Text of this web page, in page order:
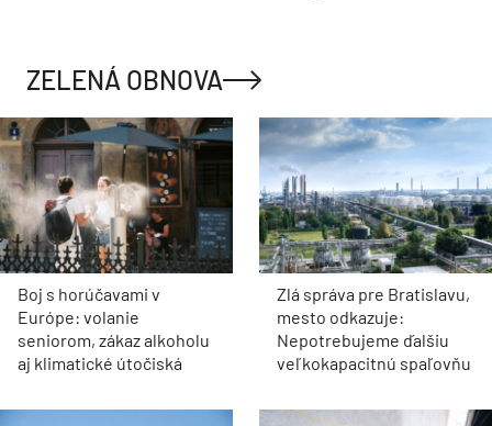
ZELENÁ OBNOVA
Boj s horúčavami v
Európe: volanie
seniorom, zákaz alkoholu
aj klimatické útočiská
Zlá správa pre Bratislavu,
mesto odkazuje:
Nepotrebujeme ďalšiu
veľkokapacitnú spaľovňu